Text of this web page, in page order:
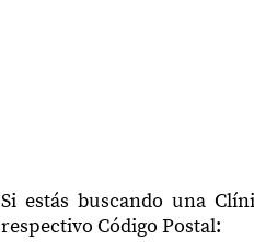
Si estás buscando una
respectivo Código Postal: